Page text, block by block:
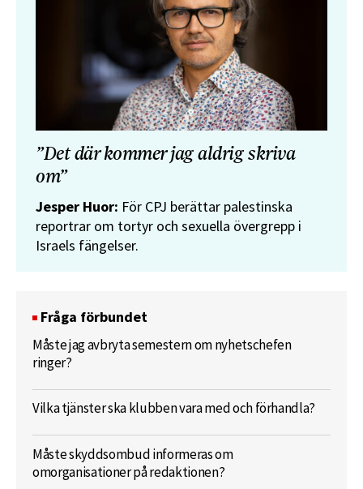
”Det där kommer jag aldrig skriva
om”
Jesper Huor: För CPJ berättar palestinska
reportrar om tortyr och sexuella övergrepp i
Israels fängelser.
Fråga förbundet
Måste jag avbryta semestern om nyhetschefen
ringer?
Vilka tjänster ska klubben vara med och förhandla?
Måste skyddsombud informeras om
omorganisationer på redaktionen?